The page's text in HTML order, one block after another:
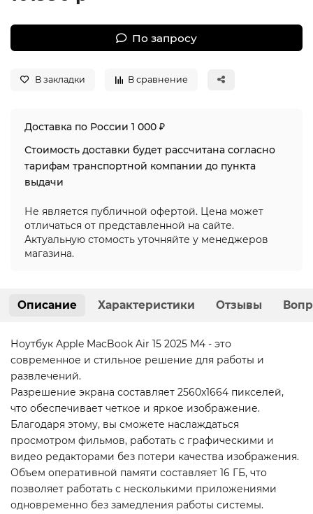
По запросу
В закладки В сравнение
Доставка по России 1 000 ₽
Стоимость доставки будет рассчитана согласно
тарифам транспортной компании до пункта
выдачи
Не является публичной офертой. Цена может
отличаться от представленной на сайте.
Актуальную стомость уточняйте у менеджеров
магазина.
Описание Характеристики Отзывы
Ноутбук Apple MacBook Air 15 2025 M4 - это
современное и стильное решение для работы и
развлечений.
Разрешение экрана составляет 2560x1664 пикселей,
что обеспечивает четкое и яркое изображение.
Благодаря этому, вы сможете наслаждаться
просмотром фильмов, работать с графическими и
видео редакторами без потери качества изображения.
Объем оперативной памяти составляет 16 ГБ, что
позволяет работать с несколькими приложениями
одновременно без замедления работы системы.